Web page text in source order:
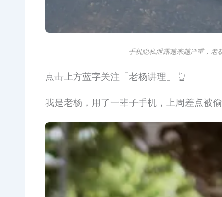
手机隐私泄露越来越严重，老
点击上方蓝字关注「老杨讲理」 👆
我是老杨，用了一辈子手机，上周差点被